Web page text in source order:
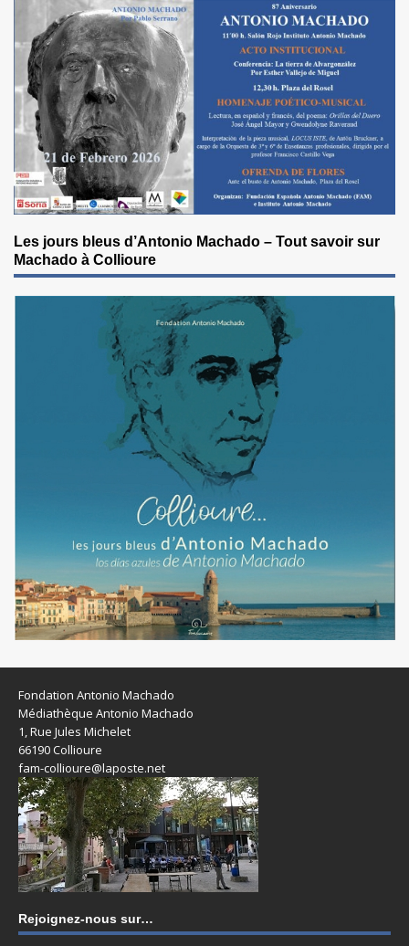
Les jours bleus d’Antonio Machado – Tout savoir sur
Machado à Collioure
Fondation Antonio Machado
Médiathèque Antonio Machado
1, Rue Jules Michelet
66190 Collioure
fam-collioure@laposte.net
Rejoignez-nous sur…